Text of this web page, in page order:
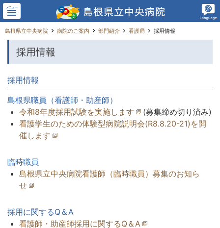
メニュー
島根県立中央病院 病院のご案内 部門紹介 看護局 採用情報
採用情報
採用情報
島根県職員（看護師・助産師）
令和8年度採用試験を実施します
(募集締め切り済み)
看護学生のための体験型病院説明会(R8.8.20-21)を開
催します
臨時職員
島根県立中央病院看護師（臨時職員）募集のお知ら
せ
採用に関するQ＆A
看護師・助産師採用に関するQ＆A